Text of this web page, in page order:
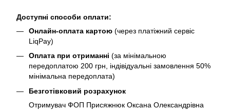
Доступні способи оплати:
Онлайн-оплата картою (через платіжний сервіс
LiqPay)
Оплата при отриманні (за мінімальною
передоплатою 200 грн, індівідуальні замовлення 50%
мінімальна передоплата)
Безготівковий розрахунок
Отримувач ФОП Присяжнюк Оксана Олександрівна